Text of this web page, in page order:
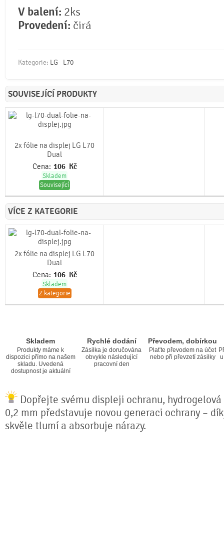
V balení: 2ks
Provedení: čirá
Kategorie: LG L70
SOUVISEJÍCÍ PRODUKTY
2x fólie na displej LG L70
Dual
Cena: 106 Kč
Skladem
Související
VÍCE Z KATEGORIE
2x fólie na displej LG L70
Dual
Cena: 106 Kč
Skladem
Z kategorie
Skladem
Produkty máme k
dispozici přímo na našem
skladu. Uvedená
dostupnost je aktuální
Rychlé dodání
Zásilka je doručována
obvykle následující
pracovní den
Převodem, dobírkou
Plaťte převodem na účet
nebo při převzetí zásilky
Dopřejte svému displeji ochranu,
0,2 mm představuje novou generaci ochrany –
skvěle tlumí a absorbuje nárazy.